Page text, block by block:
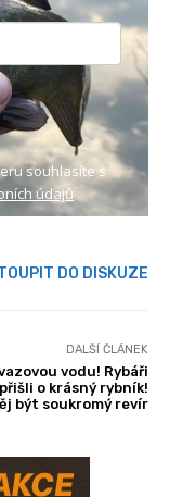
souhlasíte s
údajů
DO DISKUZE
DALŠÍ ČLÁNEK
vodu! Rybáři
o krásný rybník!
být soukromý revír